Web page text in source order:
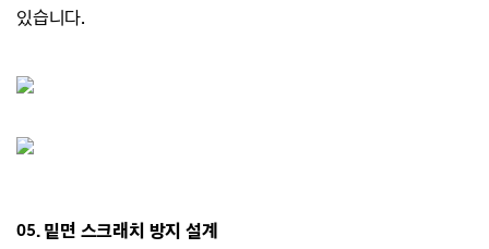
있습니다.
05. 밑면 스크래치 방지 설계